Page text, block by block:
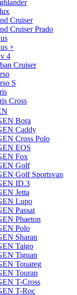
Cruiser
Cruiser Prado
+
4
Cruiser
S
Cross
Bora
Caddy
Cross Polo
EOS
Fox
Golf
Golf Sportsvan
ID.3
Jetta
Lupo
Passat
Phaeton
Polo
Sharan
Taigo
Tiguan
Touareg
Touran
T-Cross
T-Roc